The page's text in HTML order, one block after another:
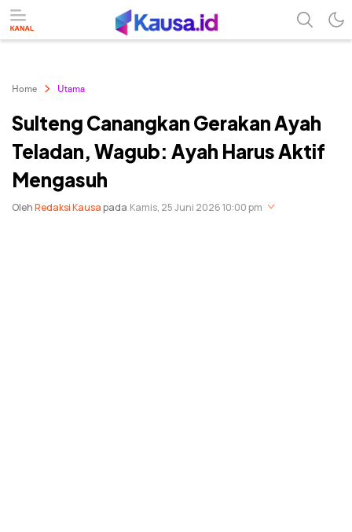
Home Utama
Sulteng Canangkan Gerakan Ayah
Teladan, Wagub: Ayah Harus Aktif
Mengasuh
OlehRedaksi Kausapada Kamis, 25 Juni 2026 10:00 pm